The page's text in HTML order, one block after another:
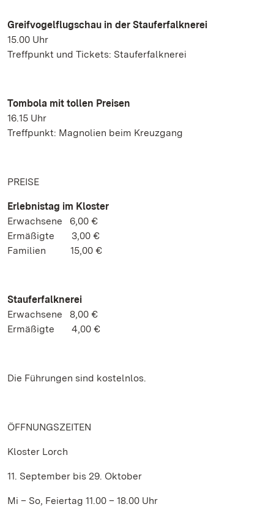
Greifvogelflugschau in der Stauferfalknerei
15.00 Uhr
Treffpunkt und Tickets: Stauferfalknerei
Tombola mit tollen Preisen
16.15 Uhr
Treffpunkt: Magnolien beim Kreuzgang
PREISE
Erlebnistag im Kloster
Erwachsene 6,00 €
Ermäßigte 3,00 €
Familien 15,00 €
Stauferfalknerei
Erwachsene 8,00 €
Ermäßigte 4,00 €
Die Führungen sind kostelnlos.
ÖFFNUNGSZEITEN
Kloster Lorch
11. September bis 29. Oktober
Mi – So, Feiertag 11.00 – 18.00 Uhr